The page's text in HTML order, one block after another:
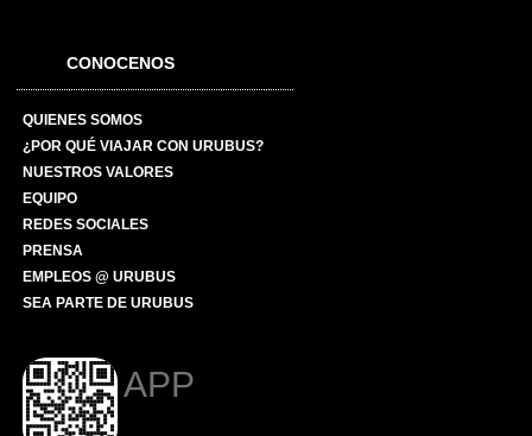
CONOCENOS
QUIENES SOMOS
¿POR QUÉ VIAJAR CON URUBUS?
NUESTROS VALORES
EQUIPO
REDES SOCIALES
PRENSA
EMPLEOS @ URUBUS
SEA PARTE DE URUBUS
APP